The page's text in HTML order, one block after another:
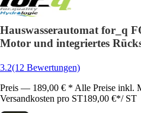
Hauswasserautomat for_q
Motor und integriertes
3.2(12 Bewertungen)
Preis — 189,00 € * Alle Preise inkl.
Versandkosten pro ST189,00 €*/ ST